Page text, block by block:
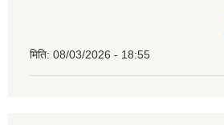
मिति: 08/03/2026 - 18:55